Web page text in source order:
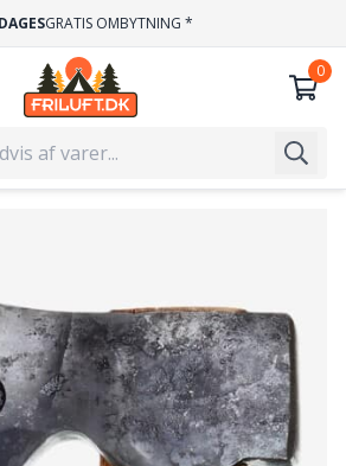
GRATIS OMBYTNING *